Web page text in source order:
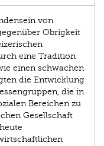
von
Obrigkeit
eine Tradition
einen schwachen
die Entwicklung
die in
Bereichen zu
Gesellschaft